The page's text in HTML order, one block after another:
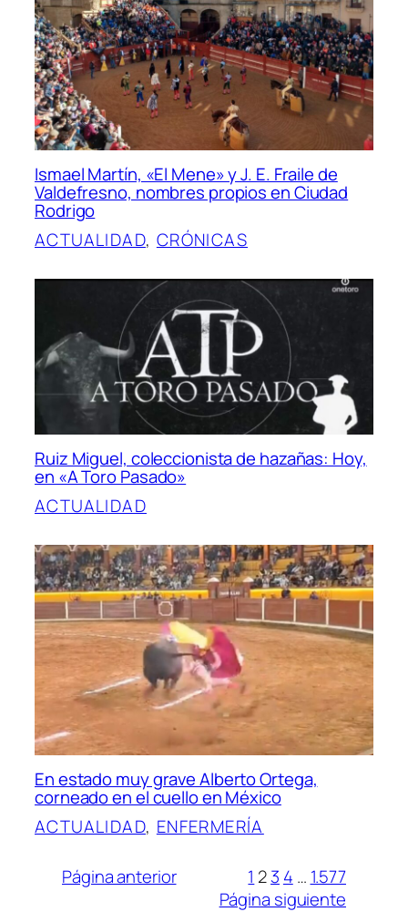
Ismael Martín, «El Mene» y J. E. Fraile de
Valdefresno, nombres propios en Ciudad
Rodrigo
ACTUALIDAD, CRÓNICAS
Ruiz Miguel, coleccionista de hazañas: Hoy,
en «A Toro Pasado»
ACTUALIDAD
En estado muy grave Alberto Ortega,
corneado en el cuello en México
ACTUALIDAD, ENFERMERÍA
Página anterior 1 23 4 … 1.577
Página siguiente